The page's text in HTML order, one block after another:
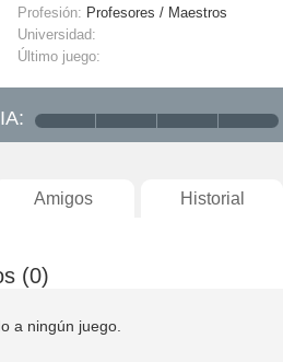
Profesión: Profesores / Maestros
Universidad:
Último juego:
Amigos Historial
(0)
a ningún juego.